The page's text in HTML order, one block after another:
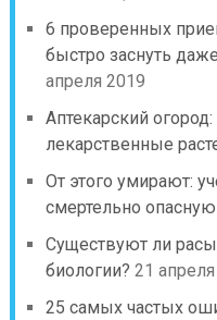
6 проверенных
быстро заснуть
апреля 2019
Аптекарский
лекарственные
От этого умирают:
смертельно
Существуют ли расы
биологии? 21
25 самых частых